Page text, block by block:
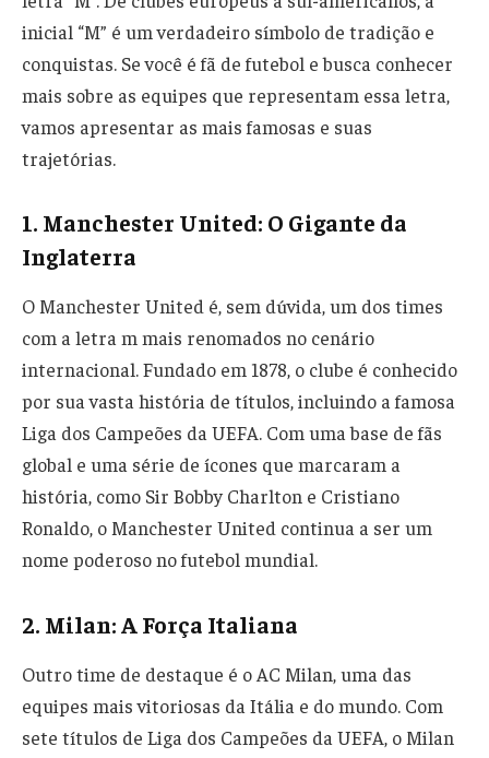
inicial “M” é um verdadeiro símbolo de tradição e
conquistas. Se você é fã de futebol e busca conhecer
mais sobre as equipes que representam essa letra,
vamos apresentar as mais famosas e suas
trajetórias.
1. Manchester United: O Gigante da
Inglaterra
O Manchester United é, sem dúvida, um dos times
com a letra m mais renomados no cenário
internacional. Fundado em 1878, o clube é conhecido
por sua vasta história de títulos, incluindo a famosa
Liga dos Campeões da UEFA. Com uma base de fãs
global e uma série de ícones que marcaram a
história, como Sir Bobby Charlton e Cristiano
Ronaldo, o Manchester United continua a ser um
nome poderoso no futebol mundial.
2. Milan: A Força Italiana
Outro time de destaque é o AC Milan, uma das
equipes mais vitoriosas da Itália e do mundo. Com
sete títulos de Liga dos Campeões da UEFA, o Milan